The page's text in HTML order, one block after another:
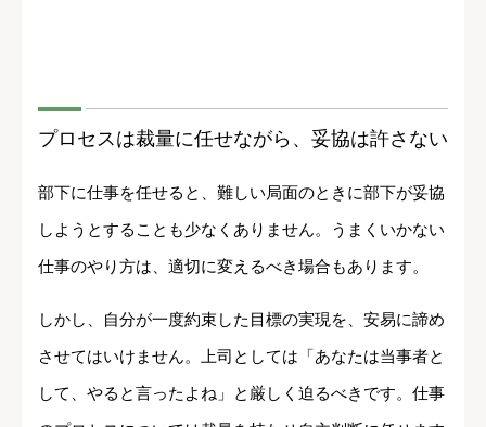
プロセスは裁量に任せながら、妥協は許さない
部下に仕事を任せると、難しい局面のときに部下が妥協
しようとすることも少なくありません。うまくいかない
仕事のやり方は、適切に変えるべき場合もあります。
しかし、自分が一度約束した目標の実現を、安易に諦め
させてはいけません。上司としては「あなたは当事者と
して、やると言ったよね」と厳しく迫るべきです。仕事